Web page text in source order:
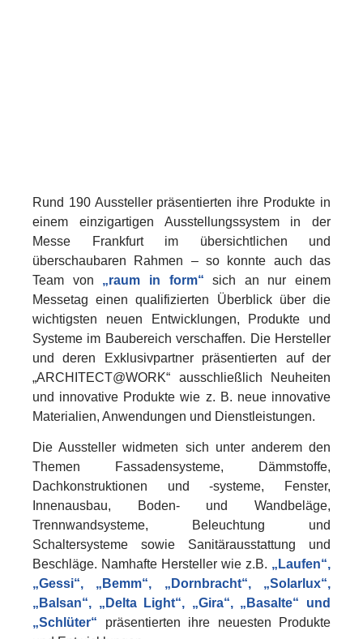
Rund 190 Aussteller präsentierten ihre Produkte in
einem einzigartigen Ausstellungssystem in der
Messe Frankfurt im übersichtlichen und
überschaubaren Rahmen – so konnte auch das
Team von „raum in form“ sich an nur einem
Messetag einen qualifizierten Überblick über die
wichtigsten neuen Entwicklungen, Produkte und
Systeme im Baubereich verschaffen. Die Hersteller
und deren Exklusivpartner präsentierten auf der
„ARCHITECT@WORK“ ausschließlich Neuheiten
und innovative Produkte wie z. B. neue innovative
Materialien, Anwendungen und Dienstleistungen.
Die Aussteller widmeten sich unter anderem den
Themen Fassadensysteme, Dämmstoffe,
Dachkonstruktionen und -systeme, Fenster,
Innenausbau, Boden- und Wandbeläge,
Trennwandsysteme, Beleuchtung und
Schaltersysteme sowie Sanitärausstattung und
Beschläge. Namhafte Hersteller wie z.B. „Laufen“,
„Gessi“, „Bemm“, „Dornbracht“, „Solarlux“,
„Balsan“, „Delta Light“, „Gira“, „Basalte“ und
„Schlüter“ präsentierten ihre neuesten Produkte